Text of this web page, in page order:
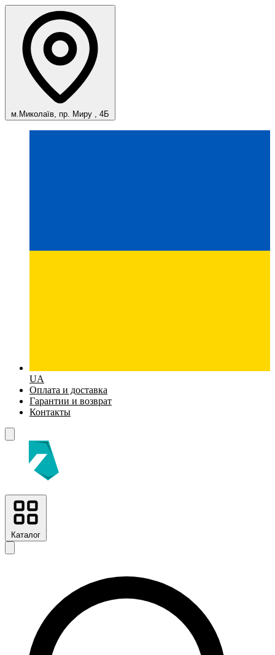
м.Миколаїв, пр. Миру , 4Б
UA
Оплата и доставка
Гарантии и возврат
Контакты
Каталог